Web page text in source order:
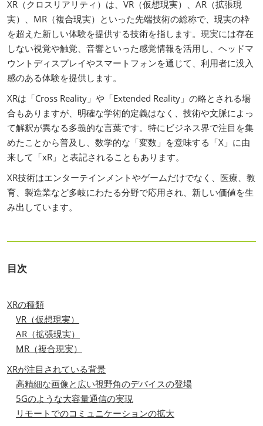
XR（クロスリアリティ）は、VR（仮想現実）、AR（拡張現
実）、MR（複合現実）といった先端技術の総称で、現実の枠
を超えた新しい体験を提供する技術を指します。現実には存在
しない視覚や触覚、音響といった感覚情報を活用し、ヘッドマ
ウントディスプレイやスマートフォンを通じて、利用者に没入
感のある体験を提供します。
XRは「Cross Reality」や「Extended Reality」の略とされる場
合もありますが、明確な学術的定義はなく、技術や文脈によっ
て解釈が異なる多義的な言葉です。特にビジネス界で注目を集
めたことから普及し、数学的な「変数」を意味する「X」に由
来して「xR」と表記されることもあります。
XR技術はエンターテインメントやゲームだけでなく、医療、教
育、製造業など多岐にわたる分野で応用され、新しい価値を生
み出しています。
目次
XRの種類
VR（仮想現実）
AR（拡張現実）
MR（複合現実）
XRが注目されている背景
高精細な画像と広い視野角のデバイスの登場
5Gのような大容量通信の実現
リモートでのコミュニケーションの拡大